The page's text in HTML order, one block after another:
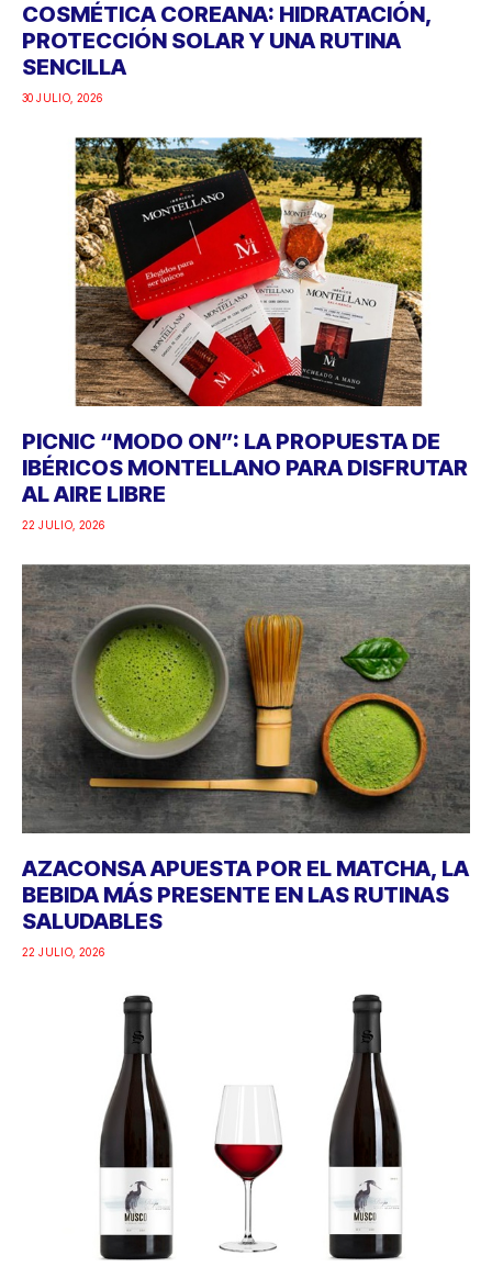
COSMÉTICA COREANA: HIDRATACIÓN,
PROTECCIÓN SOLAR Y UNA RUTINA
SENCILLA
30 JULIO, 2026
PICNIC “MODO ON”: LA PROPUESTA DE
IBÉRICOS MONTELLANO PARA DISFRUTAR
AL AIRE LIBRE
22 JULIO, 2026
AZACONSA APUESTA POR EL MATCHA, LA
BEBIDA MÁS PRESENTE EN LAS RUTINAS
SALUDABLES
22 JULIO, 2026